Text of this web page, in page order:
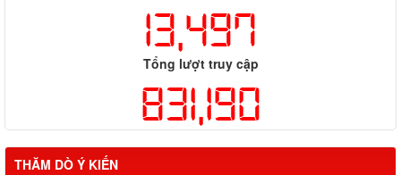
13,497
Tổng lượt truy cập
831,190
THĂM DÒ Ý KIẾN